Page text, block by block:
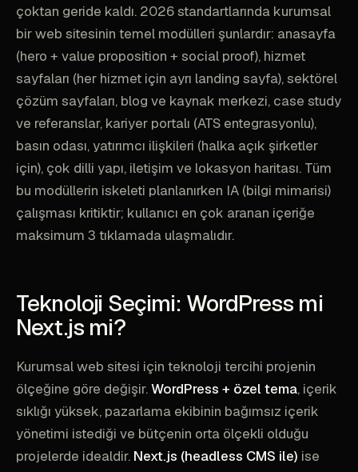
çoktan geride kaldı. 2026 standartlarında kurumsal
bir web sitesinin temel modülleri şunlardır: anasayfa
(hero + value proposition + social proof), hizmet
sayfaları (her hizmet için ayrı landing sayfa), sektörel
çözüm sayfaları, blog ve kaynak merkezi, case study
ve referanslar, kariyer portalı (ATS entegrasyonlu),
basın odası, yatırımcı ilişkileri (halka açık şirketler
için), çok dilli yapı, iletişim ve lokasyon haritası. Tüm
bu modüllerin iskeleti planlanırken IA (bilgi mimarisi)
çalışması kritiktir; kullanıcı en çok aranan içeriğe
maksimum 3 tıklamada ulaşmalıdır.
Teknoloji Seçimi: WordPress mi
Next.js mi?
Kurumsal web sitesi için teknoloji tercihi projenin
ölçeğine göre değişir.WordPress + özel tema, içerik
sıklığı yüksek, pazarlama ekibinin bağımsız içerik
yönetimi istediği ve bütçenin orta ölçekli olduğu
projelerde idealdir. Next.js (headless CMS ile) ise